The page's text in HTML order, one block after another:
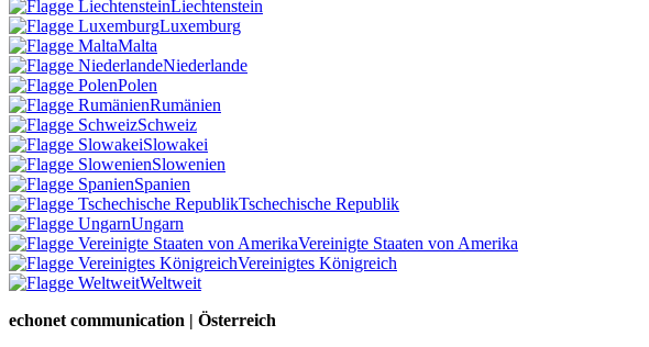
Liechtenstein
Luxemburg
Malta
Niederlande
Polen
Rumänien
Schweiz
Slowakei
Slowenien
Spanien
Tschechische Republik
Ungarn
Vereinigte Staaten von Amerika
Vereinigtes Königreich
Weltweit
echonet communication | Österreich